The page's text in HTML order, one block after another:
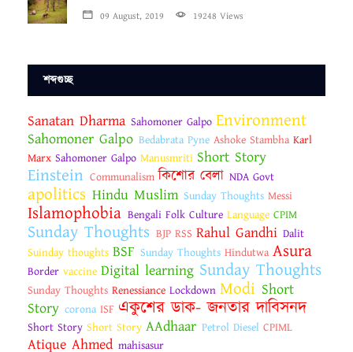
09 August, 2019 19248 Views
শব্দগুচ্ছ
Sanatan Dharma Sahomoner Galpo Environment
Sahomoner Galpo Bedabrata Pyne Ashoke Stambha Karl
Marx Sahomoner Galpo Manusmriti Short Story
Einstein Communalism কিশোর বেলা NDA Govt
apolitics Hindu Muslim Sunday Thoughts Messi
Islamophobia Bengali Folk Culture Language CPIM
Sunday Thoughts BJP RSS Rahul Gandhi Dalit
Suinday thoughts BSF Sunday Thoughts Hindutwa Asura
Border vaccine Digital learning Sunday Thoughts
Sunday Thoughts Renessiance Lockdown Modi Short
Story corona ISF একুশের ডাক- জনতার দাবিসনদ
Short Story Short Story AAdhaar Petrol Diesel CPIML
Atique Ahmed mahisasur